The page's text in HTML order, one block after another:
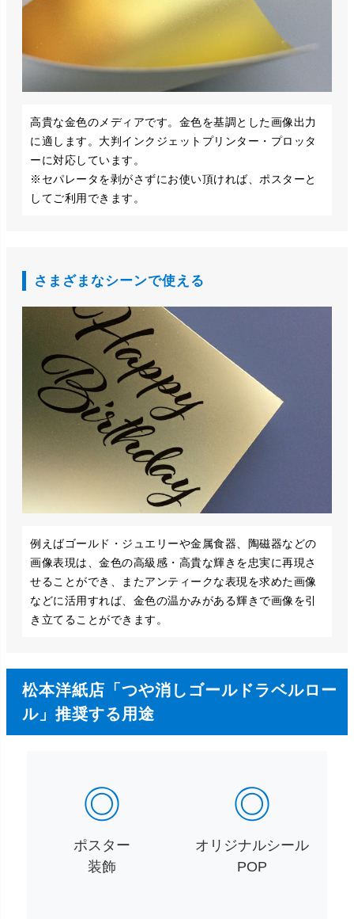
高貴な金色のメディアです。金色を基調とした画像出力
に適します。大判インクジェットプリンター・プロッタ
ーに対応しています。
※セパレータを剥がさずにお使い頂ければ、ポスターと
してご利用できます。
さまざまなシーンで使える
例えばゴールド・ジュエリーや金属食器、陶磁器などの
画像表現は、金色の高級感・高貴な輝きを忠実に再現さ
せることができ、またアンティークな表現を求めた画像
などに活用すれば、金色の温かみがある輝きで画像を引
き立てることができます。
松本洋紙店「つや消しゴールドラベルロー
ル」推奨する用途
◎
ポスター
装飾
◎
オリジナルシール
POP